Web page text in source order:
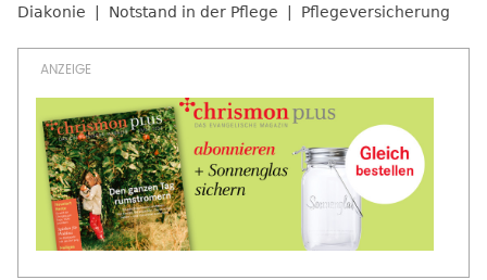
Diakonie Notstand in der Pflege Pflegeversicherung